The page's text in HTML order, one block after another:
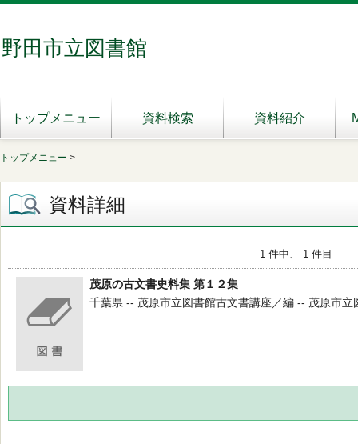
野田市立図書館
トップメニュー 資料検索 資料紹介
トップメニュー >
資料詳細
1 件中、 1 件目
茂原の古文書史料集 第１２集
千葉県 -- 茂原市立図書館古文書講座／編 -- 茂原市